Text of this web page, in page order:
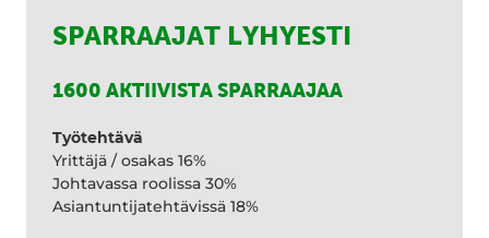
SPARRAAJAT LYHYESTI
1600 AKTIIVISTA SPARRAAJAA
Työtehtävä
Yrittäjä / osakas 16%
Johtavassa roolissa 30%
Asiantuntijatehtävissä 18%